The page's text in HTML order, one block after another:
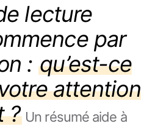
vidéo peut
vue
Un résumé
décideravant de